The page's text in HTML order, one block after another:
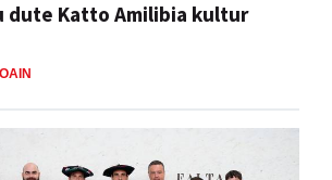
dute Katto Amilibia kultur